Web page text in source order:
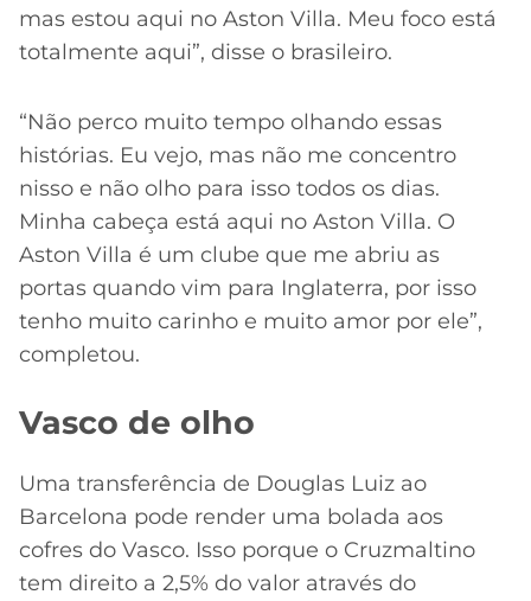
mas estou aqui no Aston Villa. Meu foco está
totalmente aqui”, disse o brasileiro.
“Não perco muito tempo olhando essas
histórias. Eu vejo, mas não me concentro
nisso e não olho para isso todos os dias.
Minha cabeça está aqui no Aston Villa. O
Aston Villa é um clube que me abriu as
portas quando vim para Inglaterra, por isso
tenho muito carinho e muito amor por ele”,
completou.
Vasco de olho
Uma transferência de Douglas Luiz ao
Barcelona pode render uma bolada aos
cofres do Vasco. Isso porque o Cruzmaltino
tem direito a 2,5% do valor através do